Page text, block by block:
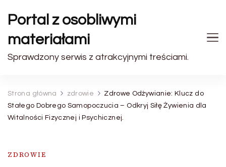
Portal z osobliwymi
materiałami
Sprawdzony serwis z atrakcyjnymi treściami.
Strona główna zdrowie
Zdrowe Odżywianie: Klucz do
Stałego Dobrego Samopoczucia – Odkryj Siłę Żywienia dla
Witalności Fizycznej i Psychicznej.
ZDROWIE